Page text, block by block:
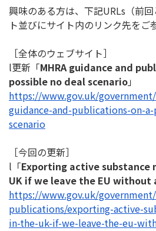
興味のある方は、下記URLs（前回
ト並びにサイト内のリンク先をご
［全体のウェブサイト］
l更新「MHRA guidance and
possible no deal scenario」
https://www.gov.uk/government/
guidance-and-publications-on-
scenario
［今回の更新］
l「Exporting active
UK if we leave the EU without
https://www.gov.uk/government/
publications/exporting-active-
in-the-uk-if-we-leave-the-eu-